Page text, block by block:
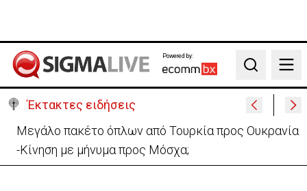
Powered by:
Search
Έκτακτες ειδήσεις
Μεγάλο πακέτο όπλων από Τουρκία προς Ουκρανία
-Κίνηση με μήνυμα προς Μόσχα;